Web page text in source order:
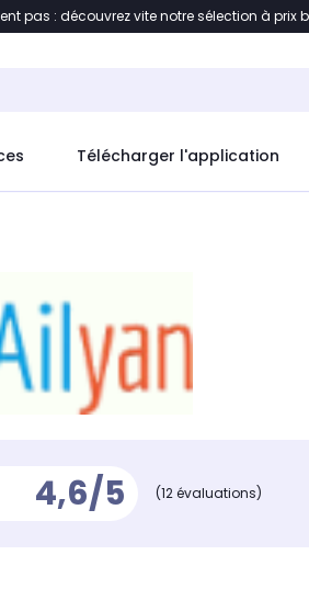
directement au pied de
pas : découvrez vite notre sélection à prix
Télécharger l'application
4,6/5 (12 évaluations)